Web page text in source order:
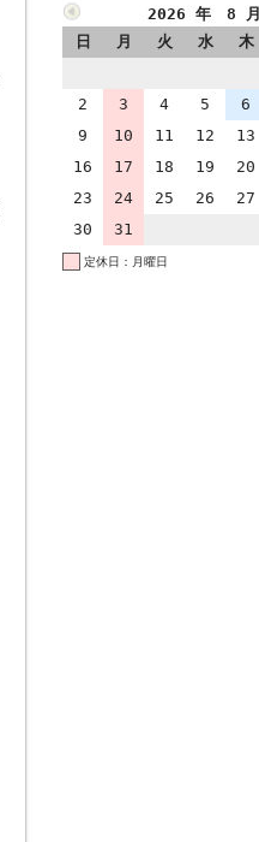
2026 年 8 月
日
月 火 水 木
2
3 4 5 6
9
10 11 12 13
16
17 18 19 20
23
24 25 26 27
30
31
定休日：月曜日